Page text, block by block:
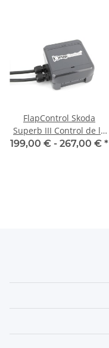
FlapControl Skoda
Superb III Control de la
aleta de escape
199,00 € - 267,00 € *